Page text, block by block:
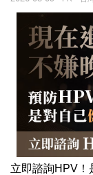
立即諮詢HPV！